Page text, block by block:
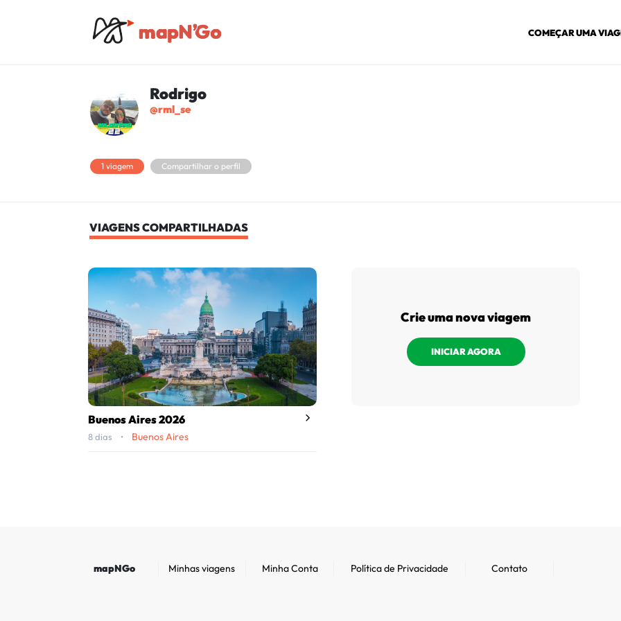
COMEÇAR UMA
Rodrigo
@rml_se
1 viagem Compartilhar o perfil
VIAGENS COMPARTILHADAS
Buenos Aires 2026
8 dias • Buenos Aires
Crie uma nova viagem
INICIAR AGORA
mapNGo Minhas viagens Minha Conta Política de Privacidade Contato